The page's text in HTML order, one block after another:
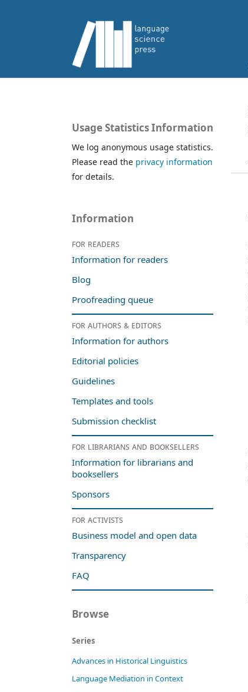
Usage Statistics Information
We log anonymous usage statistics.
Please read the privacy information
for details.
Information
For readers
Information for readers
Blog
Proofreading queue
For authors & editors
Information for authors
Editorial policies
Guidelines
Templates and tools
Submission checklist
For librarians and booksellers
Information for librarians and
booksellers
Sponsors
For activists
Business model and open data
Transparency
FAQ
Browse
Series
Advances in Historical Linguistics
Language Mediation in Context